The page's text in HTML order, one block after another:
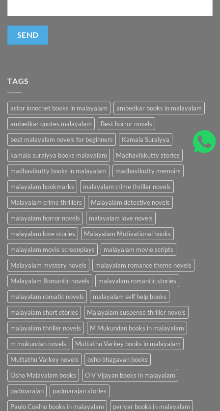
TAGS
actor innocnet books in malayalam
ambedkar books in malayalam
ambedkar quotes malayalam
Best horror novels
best malayalam novels for beginners
Kamala Suraiyya
kamala suraiyya books malayalam
Madhavikkutty stories
madhavikutty books in malayalam
madhavikutty memoirs
malayalam bookmarks
malayalam crime thriller novels
Malayalam crime thrillers
Malayalam detective novels
malayalam horror novels
malayalam love novels
malayalam love stories
Malayalam Motivational books
malayalam movie screenplays
malayalam movie scripts
Malayalam mystery novels
malayalam romance theme novels
Malayalam Romantic novels
malayalam romantic stories
malayalam romatic novels
malayalam self help books
malayalam short stories
Malayalam suspense thriller novels
malayalam thriller novels
M Mukundan books in malayalam
m mukundan novels
Muttathu Varkey books in malayalam
Muttathu Varkey novels
osho bhagavan books
Osho Malayalam books
O V Vijayan books in malayalam
padmarajan
padmarajan stories
Paulo Coelho books in malayalam
periyar books in malayalam